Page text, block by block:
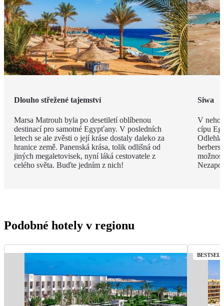
Dlouho střežené tajemství
Marsa Matrouh byla po desetiletí oblíbenou
destinací pro samotné Egypťany. V posledních
letech se ale zvěsti o její kráse dostaly daleko za
hranice země. Panenská krása, tolik odlišná od
jiných megaletovisek, nyní láká cestovatele z
celého světa. Buďte jedním z nich!
Siwa
V
cípu
Odlehlá
Podobné hotely v regionu